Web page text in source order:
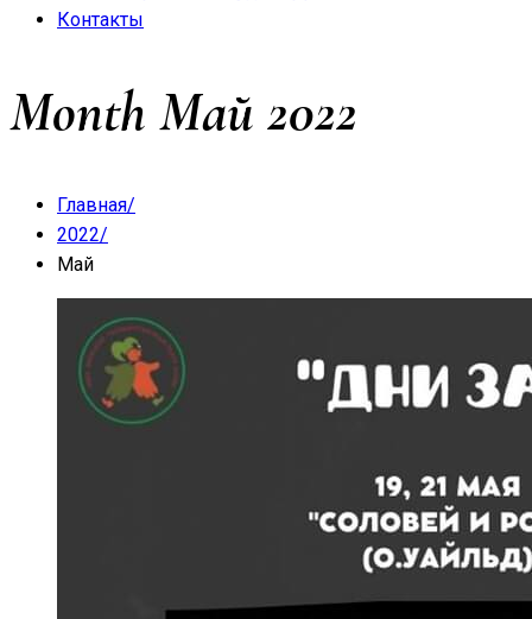
Контакты
Month Май 2022
Главная/
2022/
Май